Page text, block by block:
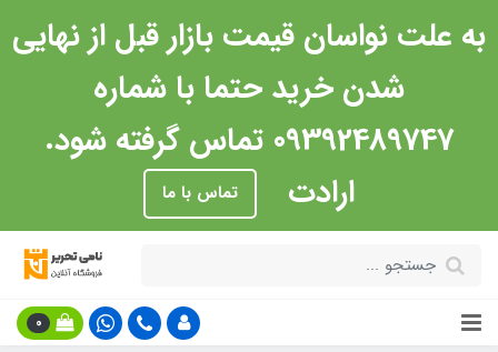
به علت نواسان قیمت بازار قبل از نهایی
شدن خرید حتما با شماره
09392489747 تماس گرفته شود.
ارادت
تماس با ما
0